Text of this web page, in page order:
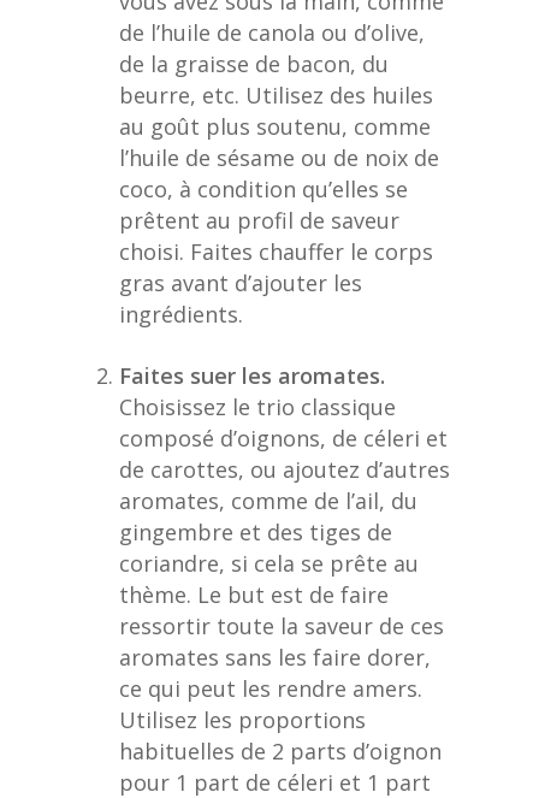
de l’huile de canola ou d’olive,
de la graisse de bacon, du
beurre, etc. Utilisez des huiles
au goût plus soutenu, comme
l’huile de sésame ou de noix de
coco, à condition qu’elles se
prêtent au profil de saveur
choisi. Faites chauffer le corps
gras avant d’ajouter les
ingrédients.
Faites suer les aromates.
Choisissez le trio classique
composé d’oignons, de céleri et
de carottes, ou ajoutez d’autres
aromates, comme de l’ail, du
gingembre et des tiges de
coriandre, si cela se prête au
thème. Le but est de faire
ressortir toute la saveur de ces
aromates sans les faire dorer,
ce qui peut les rendre amers.
Utilisez les proportions
habituelles de 2 parts d’oignon
pour 1 part de céleri et 1 part